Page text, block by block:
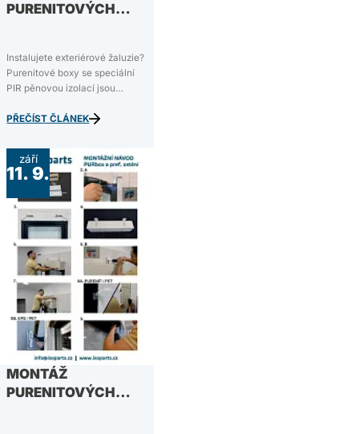
PURENITOVÝCH
Instalujete exteriérové žaluzie?
Purenitové boxy se speciální
PIR pěnovou izolací jsou
řešením, kterým se šetří čas,
článku rozebereme hlavní
výhody purenitových boxů a z
čeho se purenitový box
PŘEČÍST ČLÁNEK
září
11. 9.
MONTÁŽ
PURENITOVÝCH